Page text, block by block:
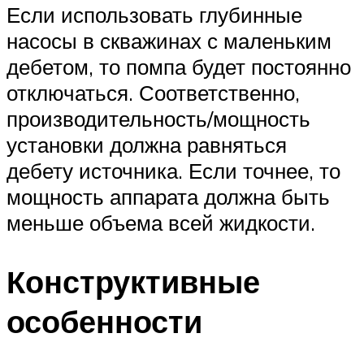
Если использовать глубинные
насосы в скважинах с маленьким
дебетом, то помпа будет постоянно
отключаться. Соответственно,
производительность/мощность
установки должна равняться
дебету источника. Если точнее, то
мощность аппарата должна быть
меньше объема всей жидкости.
Конструктивные
особенности